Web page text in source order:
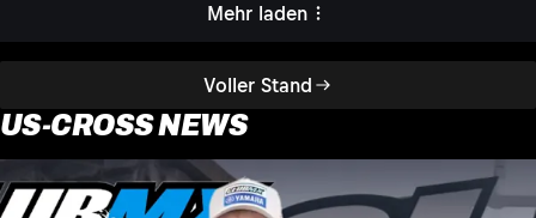
Voller Stand
Mehr laden
US-CROSS NEWS